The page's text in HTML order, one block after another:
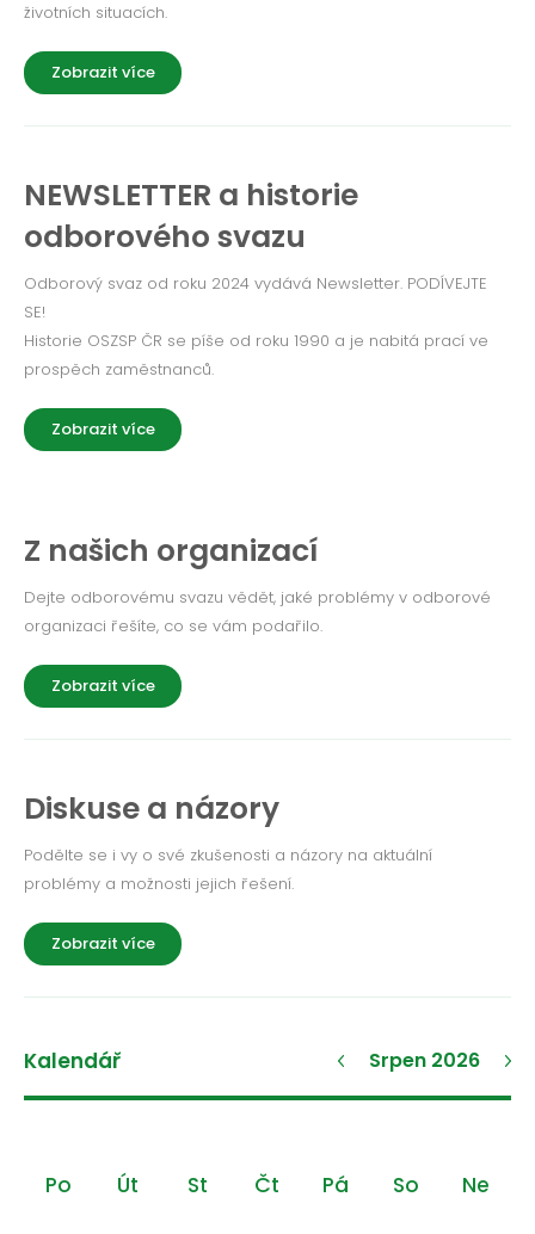
životních situacích.
Zobrazit více
NEWSLETTER a historie
odborového svazu
Odborový svaz od roku 2024 vydává Newsletter. PODÍVEJTE
SE!
Historie OSZSP ČR se píše od roku 1990 a je nabitá prací ve
prospěch zaměstnanců.
Zobrazit více
Z našich organizací
Dejte odborovému svazu vědět, jaké problémy v odborové
organizaci řešíte, co se vám podařilo.
Zobrazit více
Diskuse a názory
Podělte se i vy o své zkušenosti a názory na aktuální
problémy a možnosti jejich řešení.
Zobrazit více
Kalendář Srpen 2026
Po Út St Čt Pá So Ne